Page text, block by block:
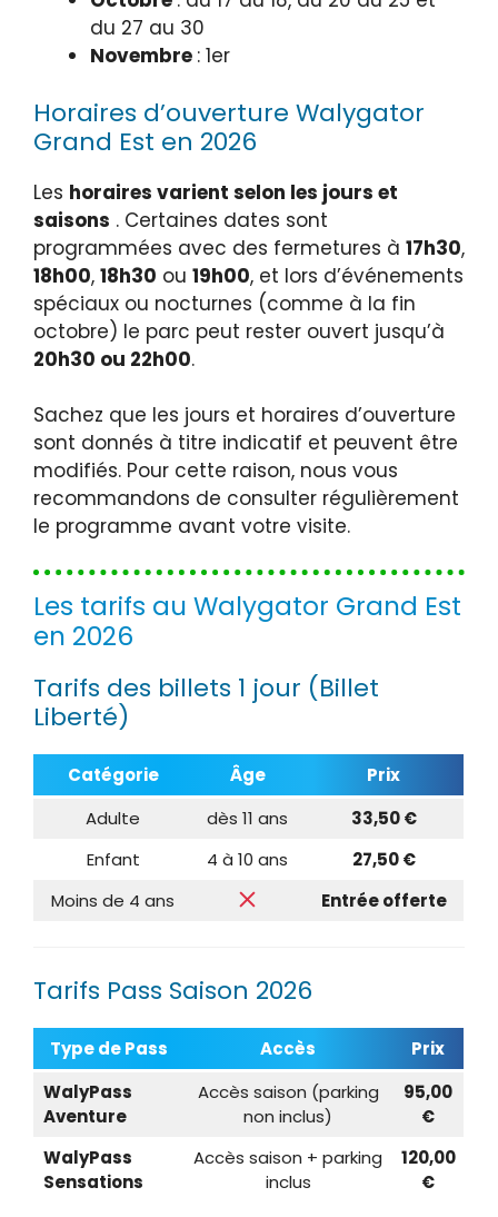
du 27 au 30
Novembre : 1er
Horaires d’ouverture Walygator
Grand Est en 2026
Les horaires varient selon les jours et
saisons . Certaines dates sont
programmées avec des fermetures à 17h30,
18h00, 18h30 ou 19h00, et lors d’événements
spéciaux ou nocturnes (comme à la fin
octobre) le parc peut rester ouvert jusqu’à
20h30 ou 22h00.
Sachez que les jours et horaires d’ouverture
sont donnés à titre indicatif et peuvent être
modifiés. Pour cette raison, nous vous
recommandons de consulter régulièrement
le programme avant votre visite.
Les tarifs au Walygator Grand Est
en 2026
Tarifs des billets 1 jour (Billet
Liberté)
Catégorie Âge
Prix
Adulte
dès 11 ans
33,50 €
Enfant
4 à 10 ans
27,50 €
Moins de 4 ans
Entrée offerte
Tarifs Pass Saison 2026
Type de Pass Accès
Prix
WalyPass
Aventure
Accès saison (parking
non inclus)
95,00
€
WalyPass
Sensations
Accès saison + parking
inclus
120,00
€